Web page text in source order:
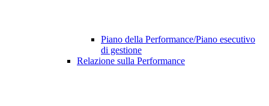
Piano della Performance/Piano esecutivo
di gestione
Relazione sulla Performance